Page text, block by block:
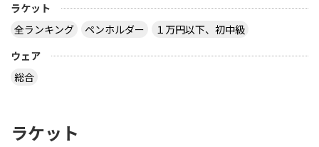
ラケット
全ランキング
ペンホルダー
１万円以下、初中級
ウェア
総合
ラケット